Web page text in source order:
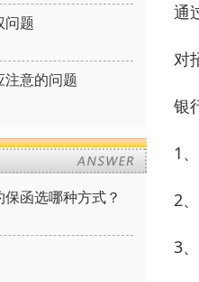
问题
意的问题
函选哪种方式？
通
对
银
1
2
3